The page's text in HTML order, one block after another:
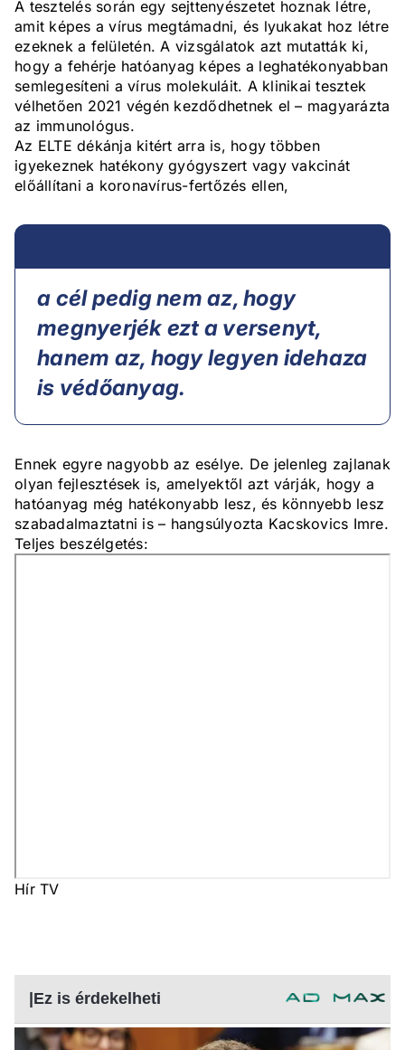
A tesztelés során egy sejttenyészetet hoznak létre,
amit képes a vírus megtámadni, és lyukakat hoz létre
ezeknek a felületén. A vizsgálatok azt mutatták ki,
hogy a fehérje hatóanyag képes a leghatékonyabban
semlegesíteni a vírus molekuláit. A klinikai tesztek
vélhetően 2021 végén kezdődhetnek el – magyarázta
az immunológus.
Az ELTE dékánja kitért arra is, hogy többen
igyekeznek hatékony gyógyszert vagy vakcinát
előállítani a koronavírus-fertőzés ellen,
a cél pedig nem az, hogy
megnyerjék ezt a versenyt,
hanem az, hogy legyen idehaza
is védőanyag.
Ennek egyre nagyobb az esélye. De jelenleg zajlanak
olyan fejlesztések is, amelyektől azt várják, hogy a
hatóanyag még hatékonyabb lesz, és könnyebb lesz
szabadalmaztatni is – hangsúlyozta Kacskovics Imre.
Teljes beszélgetés:
Hír TV